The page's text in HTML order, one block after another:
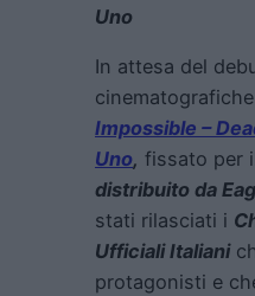
Uno
In attesa del
Impossible –
Uno, fissato per
distribuito da
stati rilasciati i
Ufficiali Italiani
protagonisti e